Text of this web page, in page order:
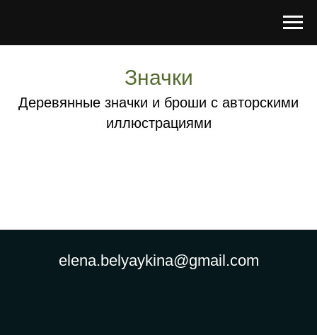
Значки
Деревянные значки и броши с авторскими
иллюстрациями
elena.belyaykina@gmail.com